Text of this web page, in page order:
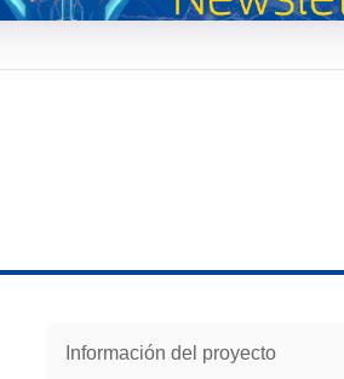
Información del proyecto